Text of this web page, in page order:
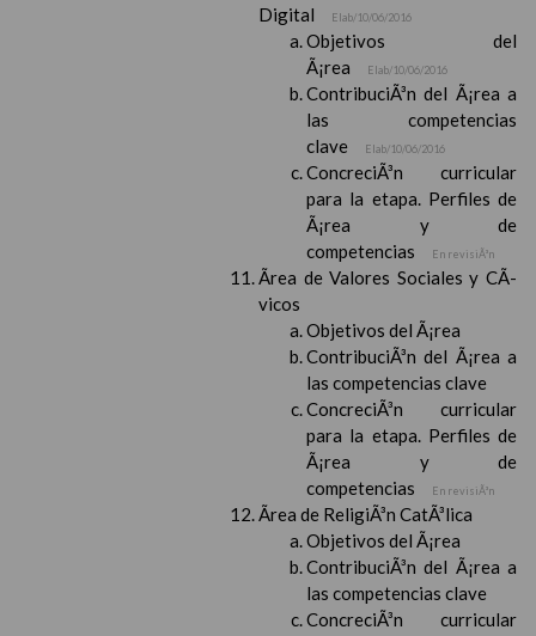
Digital
Elab/10/06/2016
Objetivos del
Ã¡rea
Elab/10/06/2016
ContribuciÃ³n del Ã¡rea a
las competencias
clave
Elab/10/06/2016
ConcreciÃ³n curricular
para la etapa. Perfiles de
Ã¡rea y de
competencias
En revisiÃ³n
Ãrea de Valores Sociales y CÃ­
vicos
Objetivos del Ã¡rea
ContribuciÃ³n del Ã¡rea a
las competencias clave
ConcreciÃ³n curricular
para la etapa. Perfiles de
Ã¡rea y de
competencias
En revisiÃ³n
Ãrea de ReligiÃ³n CatÃ³lica
Objetivos del Ã¡rea
ContribuciÃ³n del Ã¡rea a
las competencias clave
ConcreciÃ³n curricular